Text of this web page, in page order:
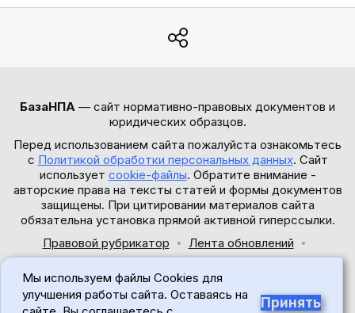
БазаНПА — сайт нормативно-правовых документов и
юридических образцов.
Перед использованием сайта пожалуйста ознакомьтесь
с Политикой обработки персональных данных. Сайт
использует cookie-файлы. Обратите внимание -
авторские права на тексты статей и формы документов
защищены. При цитировании материалов сайта
обязательна установка прямой активной гиперссылки.
Правовой рубрикатор
Лента обновлений
© 2017-2026
Мы используем файлы Cookies для
улучшения работы сайта. Оставаясь на
Принять